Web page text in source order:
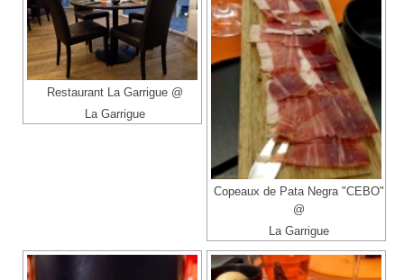
Restaurant La Garrigue @
La Garrigue
Copeaux de Pata Negra "CEBO"
@
La Garrigue